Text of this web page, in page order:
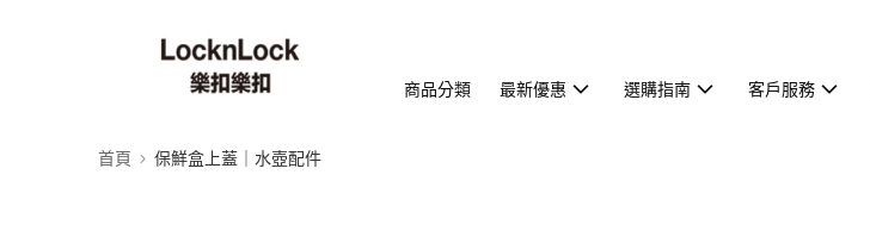
商品分類 最新優惠 選購指南 客戶服務
首頁 保鮮盒上蓋｜水壺配件